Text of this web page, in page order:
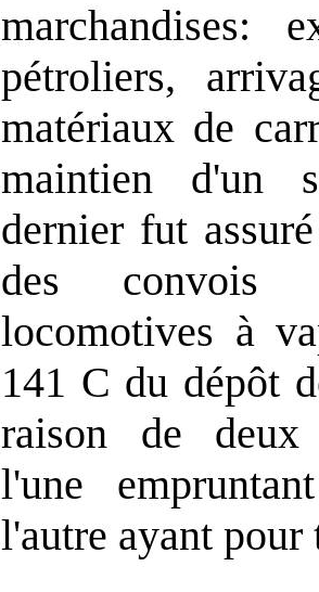
marchandises:
pétroliers,
matériaux de
maintien d'un
dernier fut
des convois
locomotives à
141 C du dépôt
raison de deux
l'une
l'autre ayant